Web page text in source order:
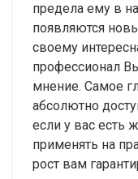
предела ему в
появляются
своему
профессионал
мнение. Самое
абсолютно
если у вас есть
применять на
рост вам